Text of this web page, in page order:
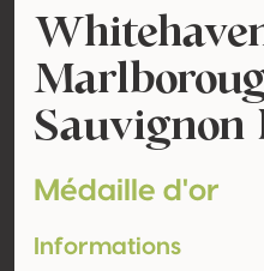
Sauvignon
Médaille d'or
Informations